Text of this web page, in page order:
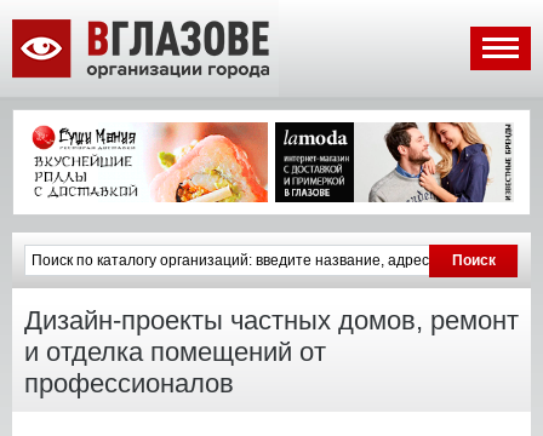
Дизайн-проекты частных домов, ремонт
и отделка помещений от
профессионалов